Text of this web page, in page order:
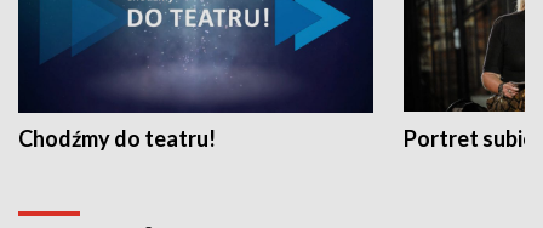
Chodźmy do teatru! Portret